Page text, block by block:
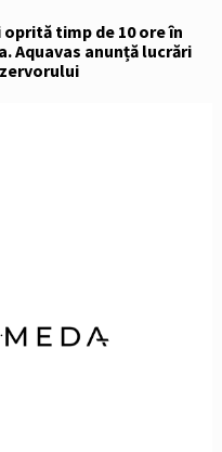
timp de 10 ore în
Aquavas anunță lucrări